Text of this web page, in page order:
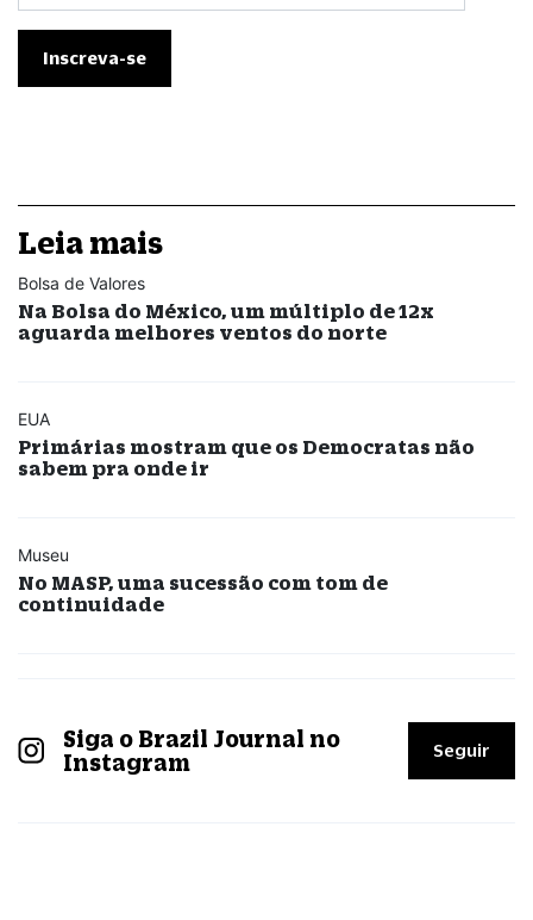
Leia mais
Bolsa de Valores
Na Bolsa do México, um múltiplo de 12x
aguarda melhores ventos do norte
EUA
Primárias mostram que os Democratas não
sabem pra onde ir
Museu
No MASP, uma sucessão com tom de
continuidade
Siga o Brazil Journal no
Instagram
Seguir